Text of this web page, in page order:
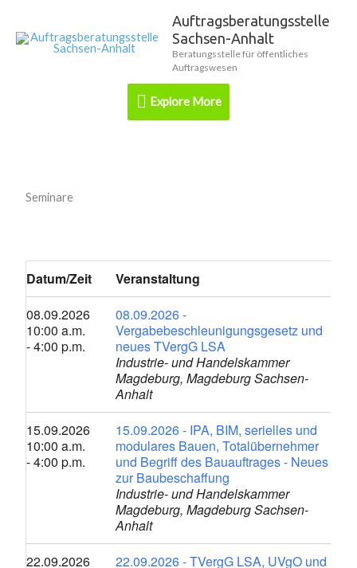
Inhalt
Auftragsberatungsstelle
Sachsen-Anhalt
Beratungsstelle für öffentliches
Auftragswesen
Explore
More
Explore More
Seminare
Datum/Zeit
Veranstaltung
08.09.2026
10:00 a.m.
- 4:00 p.m.
08.09.2026 -
Vergabebeschleunigungsgesetz und
neues TVergG LSA
Industrie- und Handelskammer
Magdeburg, Magdeburg Sachsen-
Anhalt
15.09.2026
10:00 a.m.
- 4:00 p.m.
15.09.2026 - IPA, BIM, serielles und
modulares Bauen, Totalübernehmer
und Begriff des Bauauftrages - Neues
zur Baubeschaffung
Industrie- und Handelskammer
Magdeburg, Magdeburg Sachsen-
Anhalt
22.09.2026
22.09.2026 - TVergG LSA, UVgO und